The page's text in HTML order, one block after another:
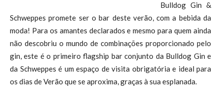
Bulldog Gin &
Schweppes promete ser o bar deste verão, com a bebida da
moda! Para os amantes declarados e mesmo para quem ainda
não descobriu o mundo de combinações proporcionado pelo
gin, este é o primeiro flagship bar conjunto da Bulldog Gin e
da Schweppes é um espaço de visita obrigatória e ideal para
os dias de Verão que se aproxima, graças à sua esplanada.